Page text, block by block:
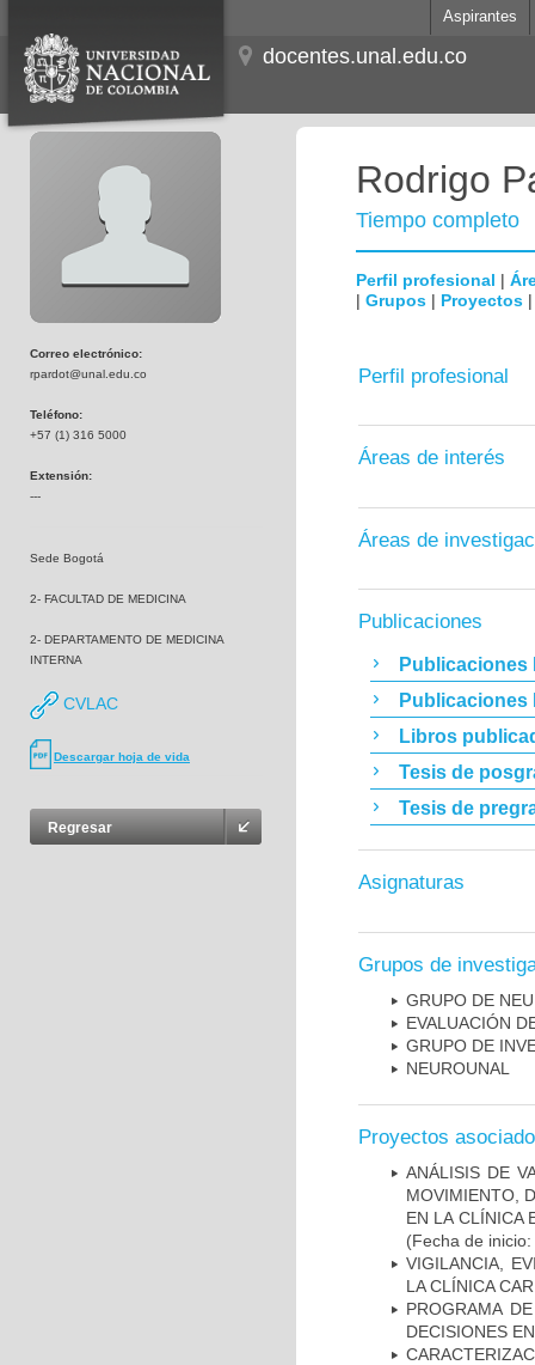
Aspirantes
docentes.unal.edu.co
Correo electrónico:
rpardot@unal.edu.co
Teléfono:
+57 (1) 316 5000
Extensión:
---
Sede Bogotá
2- FACULTAD DE MEDICINA
2- DEPARTAMENTO DE MEDICINA
INTERNA
CVLAC
Descargar hoja de vida
Regresar
Rodrigo
Tiempo completo
Perfil profesional |
| Grupos | Proyectos
Perfil profesional
Áreas de interés
Áreas de
Publicaciones
Publicaciones
Publicaciones
Libros
Tesis de
Tesis de
Asignaturas
Grupos de
GRUPO DE
EVALUACIÓN
GRUPO DE
NEUROUNAL
Proyectos
ANÁLISIS DE
MOVIMIENTO,
EN LA CLÍNICA
(Fecha de
VIGILANCIA,
LA CLÍNICA
PROGRAMA
DECISIONES